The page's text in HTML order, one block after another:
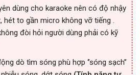
dùng cho karaoke nên có độ nhậy
hét to gần micro không vỡ tiếng .
đòi hỏi người dùng phải có kỹ
dò tìm sóng phù hợp ‘’sóng sạch’’